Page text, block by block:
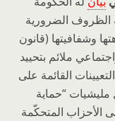
الظروف الضرورية
وشفافيتها (قانون
ملائم بتحييد
القائمة على
مليشيات “حماية
الأحزاب المتحكّمة